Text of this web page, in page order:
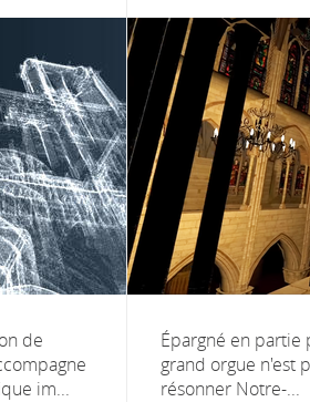
de
im...
Épargné en partie
grand orgue n'est
résonner Notre-...